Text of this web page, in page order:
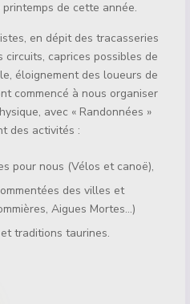
de cette année.
en dépit des tracasseries
circuits, caprices possibles de
éloignement des loueurs de
commencé à nous organiser
avec « Randonnées »
des activités :
pour nous (Vélos et canoë),
des villes et
Aigues Mortes…)
traditions taurines.